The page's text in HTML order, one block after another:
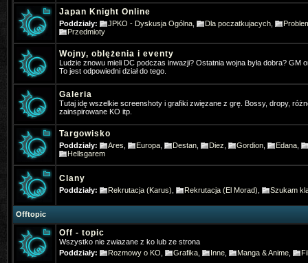
Japan Knight Online
Poddziały: JPKO - Dyskusja Ogólna Dla poczatkujacych
Przedmioty
Wojny, oblężenia i eventy
Ludzie znowu mieli DC podczas inwazji? Ostatnia wojna była dobra?
To jest odpowiedni dział do tego.
Galeria
Tutaj idę wszelkie screenshoty i grafiki zwięzane z grę. Bossy, dropy,
zainspirowane KO itp.
Targowisko
Poddziały: Ares Europa Destan Diez Gordion Edana
Hellsgarem
Clany
Poddziały: Rekrutacja (Karus) Rekrutacja (El Morad) Szukam
Offtopic
Off - topic
Wszystko nie zwiazane z ko lub ze strona
Poddziały:
Rozmowy o KO Grafika Inne Manga & Anime
Pogo- 2025-01-31 17:31:27
Też jestem pos wrażeniem, że
Pogo- 2025-01-31 17:32:05
Jakby co osobiście gram w ko na
4Dominik- 2025-02-11 19:31:52
Widac ze jeszcze sie niektórzy
TheFlash- 2025-02-22 22:46:13
Chłopaki zapraszam was ⚔️KO-
& HD CLIENT ⏩BETA:21 Mart
Gloria
Gdzie Pogo grasz